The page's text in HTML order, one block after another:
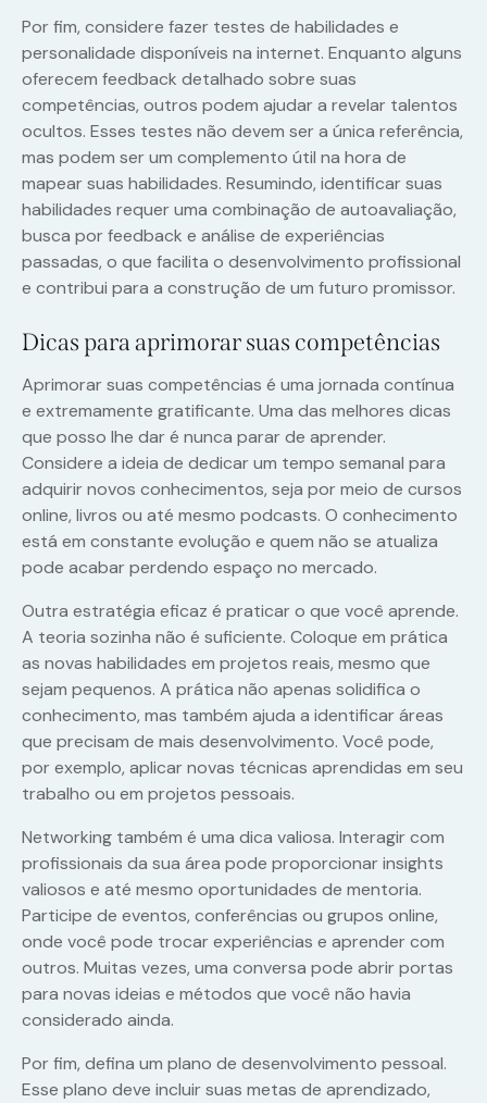
Por fim, considere fazer testes de habilidades e
personalidade disponíveis na internet. Enquanto alguns
oferecem feedback detalhado sobre suas
competências, outros podem ajudar a revelar talentos
ocultos. Esses testes não devem ser a única referência,
mas podem ser um complemento útil na hora de
mapear suas habilidades. Resumindo, identificar suas
habilidades requer uma combinação de autoavaliação,
busca por feedback e análise de experiências
passadas, o que facilita o desenvolvimento profissional
e contribui para a construção de um futuro promissor.
Dicas para aprimorar suas competências
Aprimorar suas competências é uma jornada contínua
e extremamente gratificante. Uma das melhores dicas
que posso lhe dar é nunca parar de aprender.
Considere a ideia de dedicar um tempo semanal para
adquirir novos conhecimentos, seja por meio de cursos
online, livros ou até mesmo podcasts. O conhecimento
está em constante evolução e quem não se atualiza
pode acabar perdendo espaço no mercado.
Outra estratégia eficaz é praticar o que você aprende.
A teoria sozinha não é suficiente. Coloque em prática
as novas habilidades em projetos reais, mesmo que
sejam pequenos. A prática não apenas solidifica o
conhecimento, mas também ajuda a identificar áreas
que precisam de mais desenvolvimento. Você pode,
por exemplo, aplicar novas técnicas aprendidas em seu
trabalho ou em projetos pessoais.
Networking também é uma dica valiosa. Interagir com
profissionais da sua área pode proporcionar insights
valiosos e até mesmo oportunidades de mentoria.
Participe de eventos, conferências ou grupos online,
onde você pode trocar experiências e aprender com
outros. Muitas vezes, uma conversa pode abrir portas
para novas ideias e métodos que você não havia
considerado ainda.
Por fim, defina um plano de desenvolvimento pessoal.
Esse plano deve incluir suas metas de aprendizado,